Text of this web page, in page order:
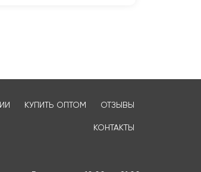
КУПИТЬ ОПТОМ ОТЗЫВЫ
КОНТАКТЫ